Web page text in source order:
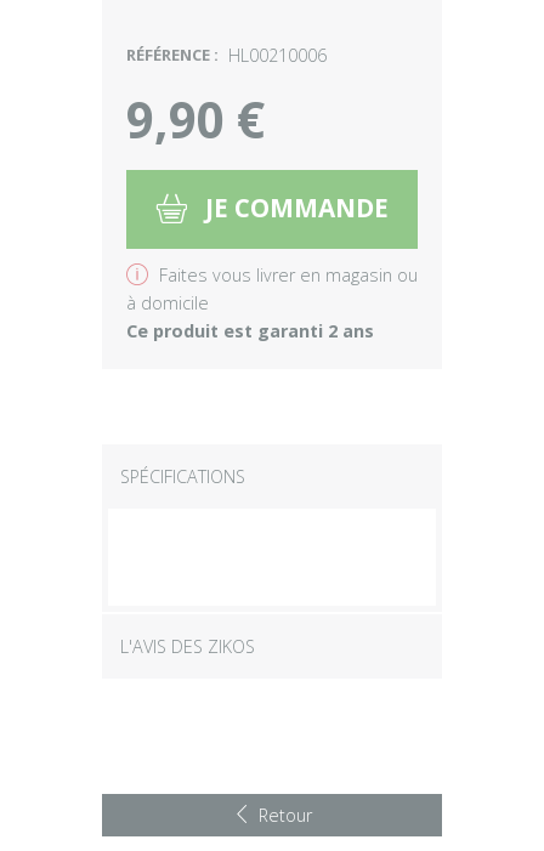
RÉFÉRENCE : HL00210006
9,90 €
5 JE COMMANDE
v Faites vous livrer en magasin ou
à domicile
Ce produit est garanti 2 ans
SPÉCIFICATIONS
L'AVIS DES ZIKOS
Retour